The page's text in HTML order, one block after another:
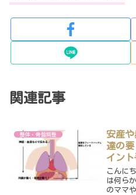
関連記事
整体・骨盤調整
安産
達の
イント
こんに
は何ら
のママ